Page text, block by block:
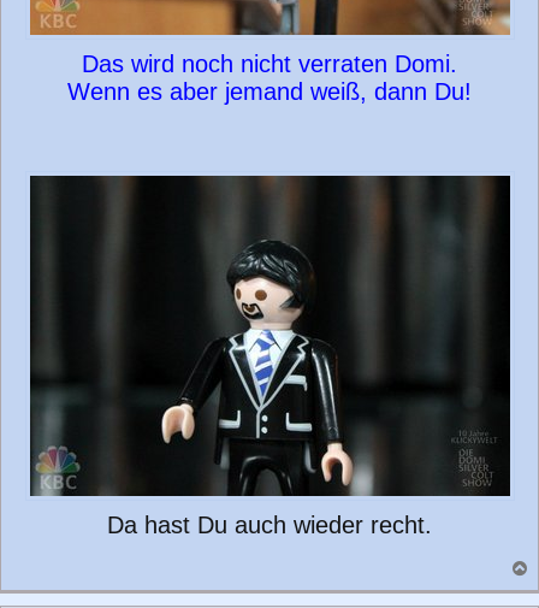
Das wird noch nicht verraten Domi.
Wenn es aber jemand weiß, dann Du!
Da hast Du auch wieder recht.
a